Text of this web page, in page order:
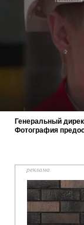
Генеральный
Фотография